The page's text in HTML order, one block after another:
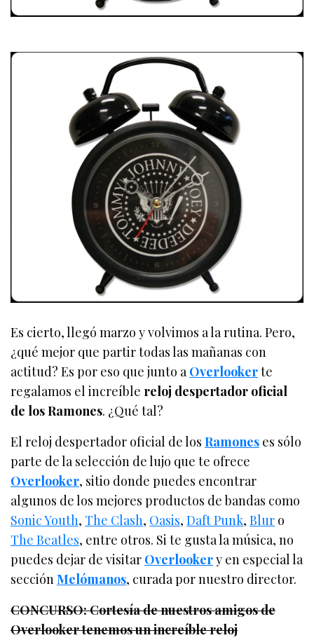
Es cierto, llegó marzo y volvimos a la rutina. Pero,
¿qué mejor que partir todas las mañanas con
actitud? Es por eso que junto aOverlookerte
regalamos el increíble reloj despertador oficial
de los Ramones. ¿Qué tal?
El reloj despertador oficial de losRamones es sólo
parte de la selección de lujo que te ofrece
Overlooker, sitio donde puedes encontrar
algunos de los mejores productos de bandas como
Sonic Youth, The Clash, Oasis,Daft Punk,Blur o
The Beatles, entre otros. Si te gusta la música, no
puedes dejar de visitar Overlookery en especial la
secciónMelómanos, curada por nuestro director.
CONCURSO: Cortesía de nuestros amigos de
Overlooker tenemos un increíble reloj